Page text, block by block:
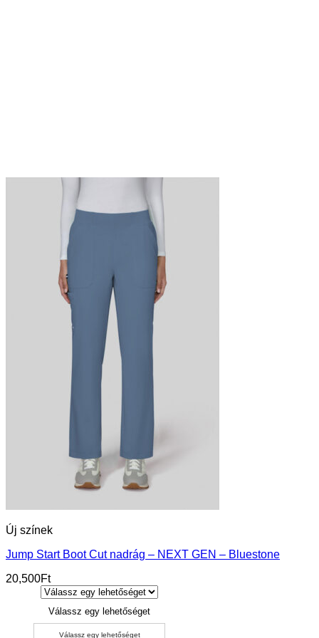
Új színek
Jump Start Boot Cut nadrág – NEXT GEN – Bluestone
20,500Ft
Válassz egy lehetőséget
Válassz egy lehetőséget